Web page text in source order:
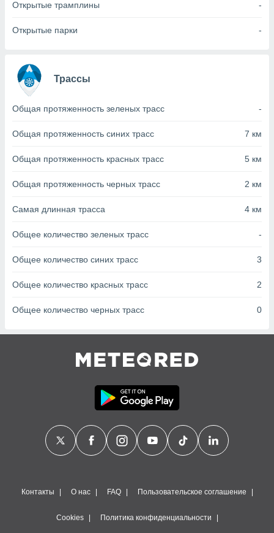
из
данных
рекламы
сведения
1199
Открытые трамплины -
Открытые парки -
Трассы
Общая протяженность зеленых трасс -
Общая протяженность синих трасс 7 км
Общая протяженность красных трасс 5 км
Общая протяженность черных трасс 2 км
Самая длинная трасса 4 км
Общее количество зеленых трасс -
Общее количество синих трасс 3
Общее количество красных трасс 2
Общее количество черных трасс 0
Контакты О нас FAQ Пользовательское соглашение
Cookies Политика конфиденциальности